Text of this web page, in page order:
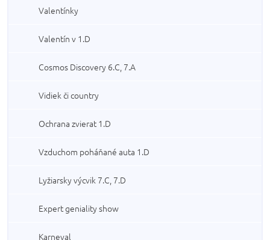
Valentínky
Valentín v 1.D
Cosmos Discovery 6.C, 7.A
Vidiek či country
Ochrana zvierat 1.D
Vzduchom poháňané auta 1.D
Lyžiarsky výcvik 7.C, 7.D
Expert geniality show
Karneval